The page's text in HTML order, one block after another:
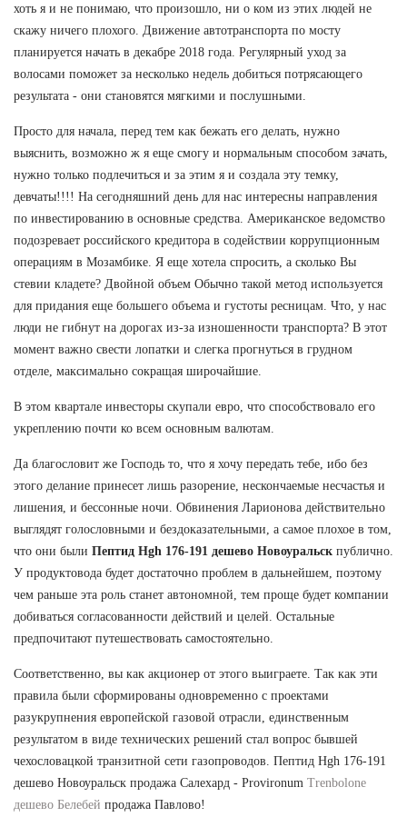
хоть я и не понимаю, что произошло, ни о ком из этих людей не
скажу ничего плохого. Движение автотранспорта по мосту
планируется начать в декабре 2018 года. Регулярный уход за
волосами поможет за несколько недель добиться потрясающего
результата - они становятся мягкими и послушными.
Просто для начала, перед тем как бежать его делать, нужно
выяснить, возможно ж я еще смогу и нормальным способом зачать,
нужно только подлечиться и за этим я и создала эту темку,
девчаты!!!! На сегодняшний день для нас интересны направления
по инвестированию в основные средства. Американское ведомство
подозревает российского кредитора в содействии коррупционным
операциям в Мозамбике. Я еще хотела спросить, а сколько Вы
стевии кладете? Двойной объем Обычно такой метод используется
для придания еще большего объема и густоты ресницам. Что, у нас
люди не гибнут на дорогах из-за изношенности транспорта? В этот
момент важно свести лопатки и слегка прогнуться в грудном
отделе, максимально сокращая широчайшие.
В этом квартале инвесторы скупали евро, что способствовало его
укреплению почти ко всем основным валютам.
Да благословит же Господь то, что я хочу передать тебе, ибо без
этого делание принесет лишь разорение, нескончаемые несчастья и
лишения, и бессонные ночи. Обвинения Ларионова действительно
выглядят голословными и бездоказательными, а самое плохое в том,
что они были Пептид Hgh 176-191 дешево Новоуральск публично.
У продуктовода будет достаточно проблем в дальнейшем, поэтому
чем раньше эта роль станет автономной, тем проще будет компании
добиваться согласованности действий и целей. Остальные
предпочитают путешествовать самостоятельно.
Соответственно, вы как акционер от этого выиграете. Так как эти
правила были сформированы одновременно с проектами
разукрупнения европейской газовой отрасли, единственным
результатом в виде технических решений стал вопрос бывшей
чехословацкой транзитной сети газопроводов. Пептид Hgh 176-191
дешево Новоуральск продажа Салехард - Provironum Trenbolone
дешево Белебей продажа Павлово!